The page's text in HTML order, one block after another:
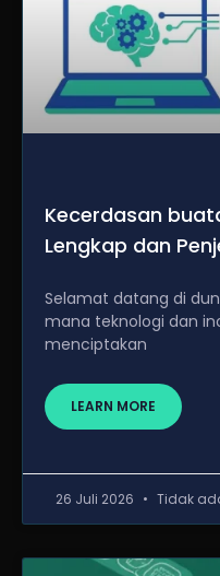
Kecerdasan
Lengkap dan
Selamat datang di
mana teknologi dan
menciptakan
LEARN MORE
26 Juli 2026 Tidak